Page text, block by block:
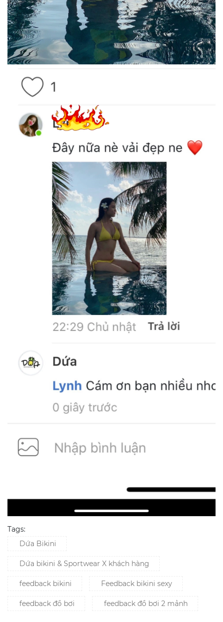
Tags:
Dứa Bikini
Dứa bikini & Sportwear X khách hàng
feedback bikini Feedback bikini sexy
feedback đồ bơi feedback đồ bơi 2 mảnh